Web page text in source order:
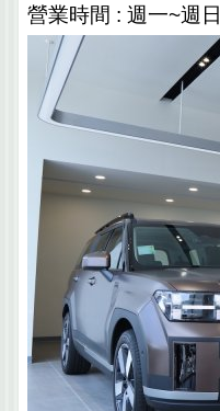
營業時間 : 週一~週日